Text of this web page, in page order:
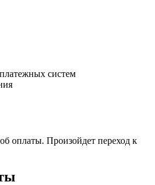
систем
оплаты. Произойдет переход к